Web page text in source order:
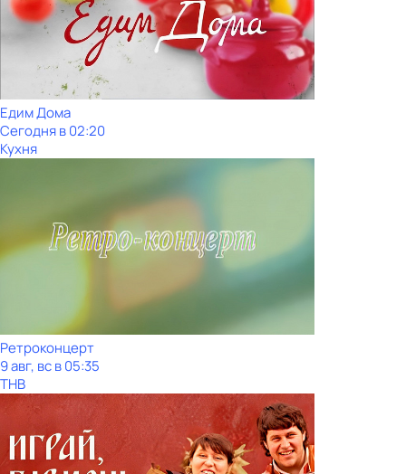
Едим Дома
Сегодня в 02:20
Кухня
Ретроконцерт
9 авг, вс в 05:35
ТНВ